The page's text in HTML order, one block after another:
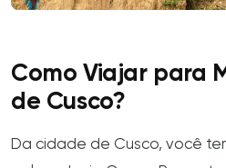
Como Viajar para
de Cusco?
Da cidade de Cusco, você